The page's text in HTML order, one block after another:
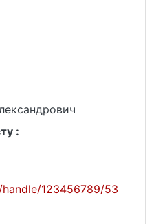
:
123456789/53